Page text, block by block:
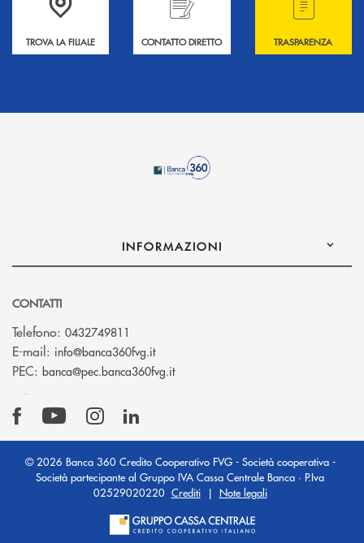
TROVA LA FILIALE CONTATTO DIRETTO TRASPARENZA
INFORMAZIONI
CONTATTI
Telefono: 0432749811
E-mail: info@banca360fvg.it(si apre l’app di posta elettronica)
PEC: banca@pec.banca360fvg.it(si apre l’app di posta elettronica)
© 2026 Banca 360 Credito Cooperativo FVG - Società cooperativa -
Società partecipante al Gruppo IVA Cassa Centrale Banca · P.Iva
02529020220 Crediti| Note legali